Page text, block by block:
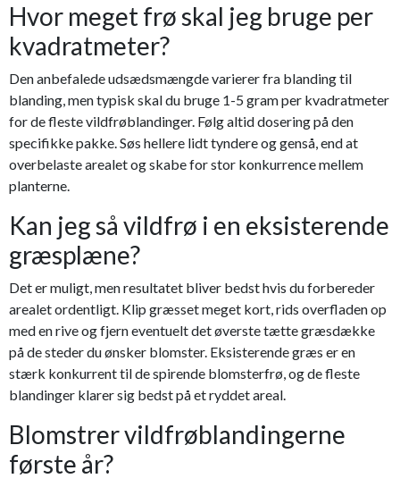
Hvor meget frø skal jeg bruge per
kvadratmeter?
Den anbefalede udsædsmængde varierer fra blanding til
blanding, men typisk skal du bruge 1-5 gram per kvadratmeter
for de fleste vildfrøblandinger. Følg altid dosering på den
specifikke pakke. Søs hellere lidt tyndere og genså, end at
overbelaste arealet og skabe for stor konkurrence mellem
planterne.
Kan jeg så vildfrø i en eksisterende
græsplæne?
Det er muligt, men resultatet bliver bedst hvis du forbereder
arealet ordentligt. Klip græsset meget kort, rids overfladen op
med en rive og fjern eventuelt det øverste tætte græsdække
på de steder du ønsker blomster. Eksisterende græs er en
stærk konkurrent til de spirende blomsterfrø, og de fleste
blandinger klarer sig bedst på et ryddet areal.
Blomstrer vildfrøblandingerne
første år?